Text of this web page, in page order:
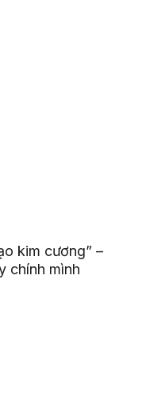
kim cương” –
chính mình